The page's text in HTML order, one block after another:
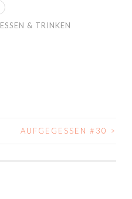
ESSEN & TRINKEN
AUFGEGESSEN #30 >